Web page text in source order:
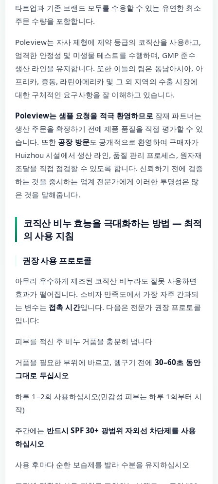
타트업과 기존 브랜드 모두를 수용할 수 있는 유연한 최소
주문 수량을 포함합니다.
Poleview는 자사 제형에 제약 등급의 코직산을 사용하고,
엄격한 안정성 및 미생물 테스트를 수행하며, GMP 준수
생산 라인을 유지합니다. 또한 이들의 팀은 동남아시아, 아
프리카, 중동, 라틴아메리카 및 그 외 지역의 수출 시장에
대한 구체적인 요구사항을 잘 이해하고 있습니다.
Poleview는 샘플 요청을 적극 환영하므로잠재 파트너는
생산 주문을 확정하기 전에 제품 품질을 직접 평가할 수 있
습니다. 또한 공장 방문도 공개적으로 환영하여 구매자가
Huizhou 시설에서 생산 라인, 품질 관리 프로세스, 원자재
조달을 직접 점검할 수 있도록 합니다. 신뢰하기 전에 검증
하는 것을 중시하는 업계 전문가에게 이러한 투명성은 많
은 것을 말해줍니다.
코직산 비누 효능을 극대화하는 방법 — 최적
의 사용 지침
권장 사용 프로토콜
아무리 우수하게 제조된 코직산 비누라도 잘못 사용하면
효과가 떨어집니다. 소비자 만족도에서 가장 자주 간과되
는 변수는 접촉 시간입니다. 다음은 전문가 권장 프로토콜
입니다:
피부를 적신 후 비누 거품을 충분히 냅니다
거품을 필요한 부위에 바르고, 헹구기 전에 30–60초 동안
그대로 두십시오
하루 1–2회 사용하십시오(민감성 피부는 하루 1회부터 시
작)
주간에는 반드시 SPF 30+ 광범위 자외선 차단제를 사용
하십시오
사용 후마다 순한 보습제를 발라 수분을 유지하십시오